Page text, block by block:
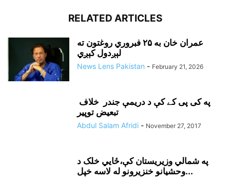
RELATED ARTICLES
عمران خان به ۲۵ فبروري روغتون ته
لېږدول کېږي
News Lens Pakistan - February 21, 2026
په کی پی کے کې د دريمې جندر خلاف
تبعيض توپير
Abdul Salam Afridi - November 27, 2017
په شمالي وزيريستان کې،ځايي خلک د
وحشيانو خنزيرونو له لاسه خپل...